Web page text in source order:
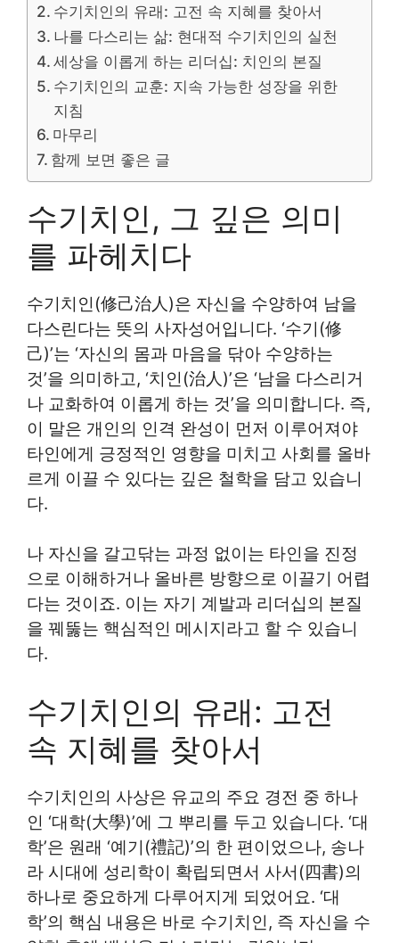
수기치인의 유래: 고전 속 지혜를 찾아서
나를 다스리는 삶: 현대적 수기치인의 실천
세상을 이롭게 하는 리더십: 치인의 본질
수기치인의 교훈: 지속 가능한 성장을 위한
지침
마무리
함께 보면 좋은 글
수기치인, 그 깊은 의미
를 파헤치다
수기치인(修己治人)은 자신을 수양하여 남을
다스린다는 뜻의 사자성어입니다. ‘수기(修
己)’는 ‘자신의 몸과 마음을 닦아 수양하는
것’을 의미하고, ‘치인(治人)’은 ‘남을 다스리거
나 교화하여 이롭게 하는 것’을 의미합니다. 즉,
이 말은 개인의 인격 완성이 먼저 이루어져야
타인에게 긍정적인 영향을 미치고 사회를 올바
르게 이끌 수 있다는 깊은 철학을 담고 있습니
다.
나 자신을 갈고닦는 과정 없이는 타인을 진정
으로 이해하거나 올바른 방향으로 이끌기 어렵
다는 것이죠. 이는 자기 계발과 리더십의 본질
을 꿰뚫는 핵심적인 메시지라고 할 수 있습니
다.
수기치인의 유래: 고전
속 지혜를 찾아서
수기치인의 사상은 유교의 주요 경전 중 하나
인 ‘대학(大學)’에 그 뿌리를 두고 있습니다. ‘대
학’은 원래 ‘예기(禮記)’의 한 편이었으나, 송나
라 시대에 성리학이 확립되면서 사서(四書)의
하나로 중요하게 다루어지게 되었어요. ‘대
학’의 핵심 내용은 바로 수기치인, 즉 자신을 수